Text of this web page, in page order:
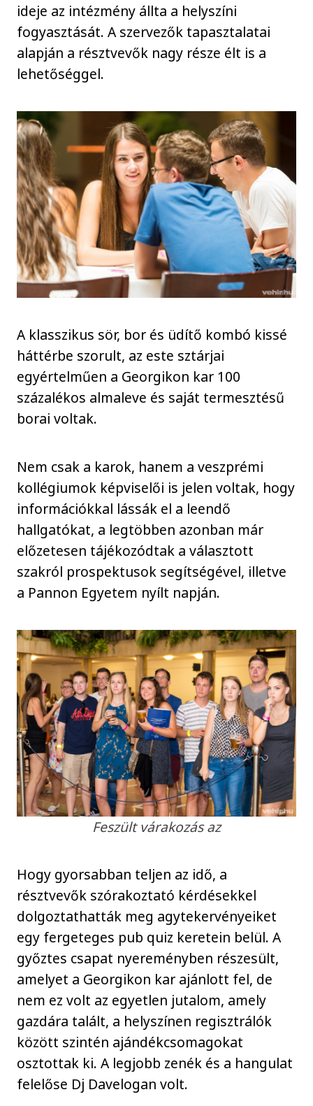
ideje az intézmény állta a helyszíni
fogyasztását. A szervezők tapasztalatai
alapján a résztvevők nagy része élt is a
lehetőséggel.
A klasszikus sör, bor és üdítő kombó kissé
háttérbe szorult, az este sztárjai
egyértelműen a Georgikon kar 100
százalékos almaleve és saját termesztésű
borai voltak.
Nem csak a karok, hanem a veszprémi
kollégiumok képviselői is jelen voltak, hogy
információkkal lássák el a leendő
hallgatókat, a legtöbben azonban már
előzetesen tájékozódtak a választott
szakról prospektusok segítségével, illetve
a Pannon Egyetem nyílt napján.
Feszült várakozás az
Hogy gyorsabban teljen az idő, a
résztvevők szórakoztató kérdésekkel
dolgoztathatták meg agytekervényeiket
egy fergeteges pub quiz keretein belül. A
győztes csapat nyereményben részesült,
amelyet a Georgikon kar ajánlott fel, de
nem ez volt az egyetlen jutalom, amely
gazdára talált, a helyszínen regisztrálók
között szintén ajándékcsomagokat
osztottak ki. A legjobb zenék és a hangulat
felelőse Dj Davelogan volt.